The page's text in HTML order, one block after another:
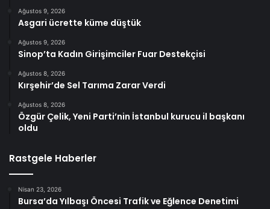
Ağustos 9, 2026
Asgari ücrette küme düştük
Ağustos 9, 2026
Sinop’ta Kadın Girişimciler Fuar Destekçisi
Ağustos 8, 2026
Kırşehir’de Sel Tarıma Zarar Verdi
Ağustos 8, 2026
Özgür Çelik, Yeni Parti’nin İstanbul kurucu il başkanı
oldu
Rastgele Haberler
Nisan 23, 2026
Bursa’da Yılbaşı Öncesi Trafik ve Eğlence Denetimi